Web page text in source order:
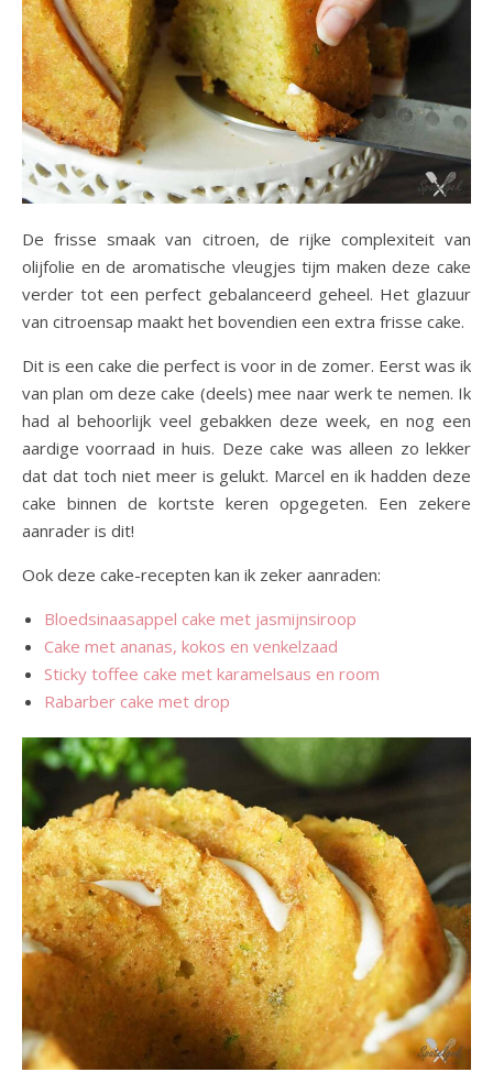
De frisse smaak van citroen, de rijke complexiteit van
olijfolie en de aromatische vleugjes tijm maken deze cake
verder tot een perfect gebalanceerd geheel. Het glazuur
van citroensap maakt het bovendien een extra frisse cake.
Dit is een cake die perfect is voor in de zomer. Eerst was ik
van plan om deze cake (deels) mee naar werk te nemen. Ik
had al behoorlijk veel gebakken deze week, en nog een
aardige voorraad in huis. Deze cake was alleen zo lekker
dat dat toch niet meer is gelukt. Marcel en ik hadden deze
cake binnen de kortste keren opgegeten. Een zekere
aanrader is dit!
Ook deze cake-recepten kan ik zeker aanraden:
Bloedsinaasappel cake met jasmijnsiroop
Cake met ananas, kokos en venkelzaad
Sticky toffee cake met karamelsaus en room
Rabarber cake met drop